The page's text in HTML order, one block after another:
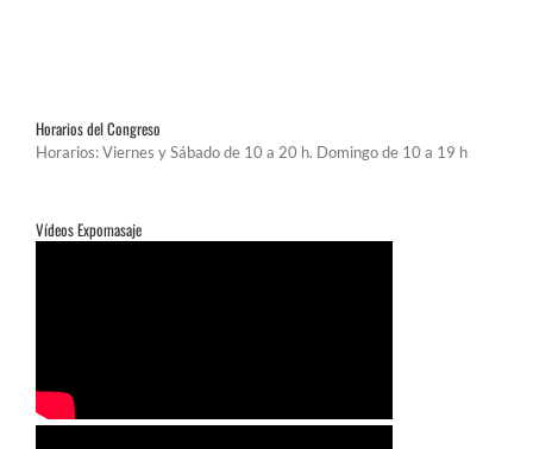
Horarios del Congreso
Horarios: Viernes y Sábado de 10 a 20 h. Domingo de 10 a 19 h
Vídeos Expomasaje